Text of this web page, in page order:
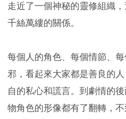
走近了一個神秘的靈修組織
千絲萬縷的關係。
每個人的角色、每個情節、
邪，看起來大家都是善良的
自的私心和謊言。到劇情的
物角色的形像都有了翻轉，